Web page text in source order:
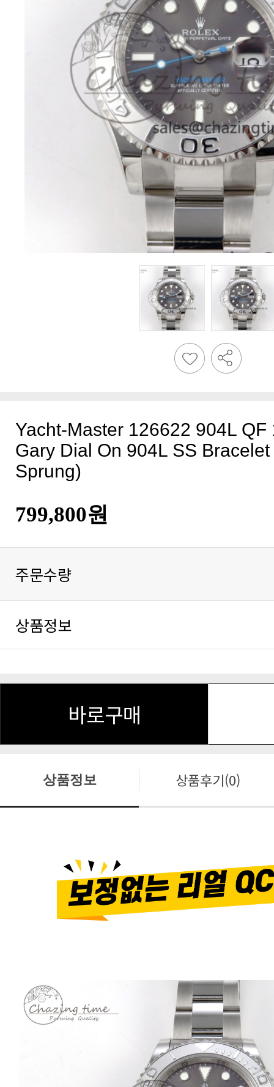
Sprung)
799,800원
주문수량
상품정보
바로구매
상품정보 상품후기(0)